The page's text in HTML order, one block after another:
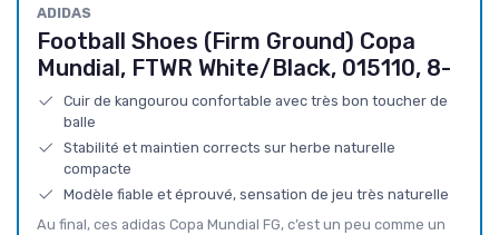
ADIDAS
Football Shoes (Firm Ground) Copa
Mundial, FTWR White/Black, 015110, 8-
Cuir de kangourou confortable avec très bon toucher de
balle
Stabilité et maintien corrects sur herbe naturelle
compacte
Modèle fiable et éprouvé, sensation de jeu très naturelle
Au final, ces adidas Copa Mundial FG, c’est un peu comme un